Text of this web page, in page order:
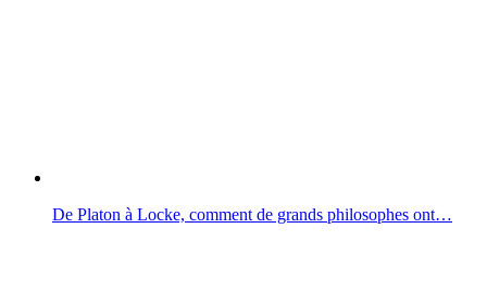
De Platon à Locke, comment de grands philosophes ont…